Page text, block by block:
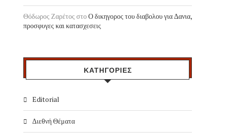
Θόδωρος Ζαρέτος στοΟ δικηγορος του διαβολου για Δανια,
προσφυγες και κατασχεσεις
ΚΑΤΗΓΟΡΙΕΣ
Editorial
Διεθνή Θέματα